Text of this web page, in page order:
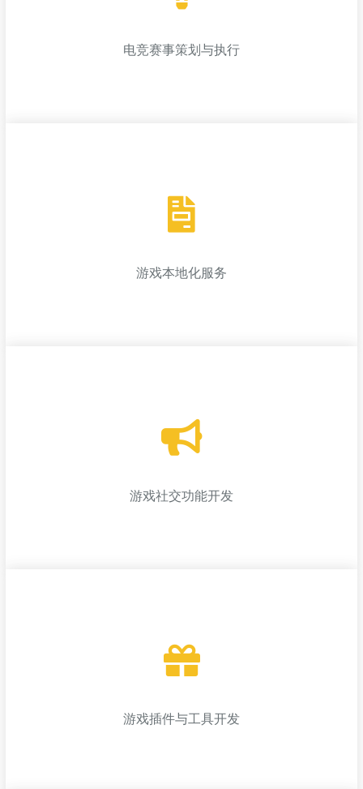
电竞赛事策划与执行
电竞赛事策划与执行
提供电竞赛事的策划、组织和执行服务，包含赛事运营、直播推
游戏本地化服务
游戏本地化服务
提供游戏语言翻译、文化适配等本地化服务，确保游戏能够精准
游戏社交功能开发
游戏社交功能开发
游戏插件与工具开发